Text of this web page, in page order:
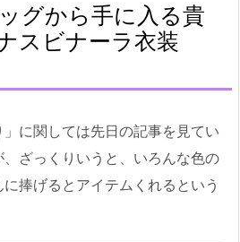
グから手に入る貴
スビナーラ衣装
」に関しては先日の記事を見てい
ざっくりいうと、いろんな色の
捧げるとアイテムくれるという